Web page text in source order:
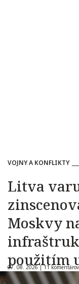
VOJNY A KONFLIKTY
Litva
Moskvy
použitím
07. 08. 2026 |11 komentárov